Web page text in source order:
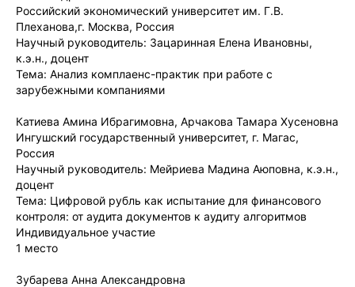
Российский экономический университет им. Г.В.
Плеханова,г. Москва, Россия
Научный руководитель: Зацаринная Елена Ивановны,
к.э.н., доцент
Тема: Анализ комплаенс-практик при работе с
зарубежными компаниями
Катиева Амина Ибрагимовна, Арчакова Тамара Хусеновна
Ингушский государственный университет, г. Магас,
Россия
Научный руководитель: Мейриева Мадина Аюповна, к.э.н.,
доцент
Тема: Цифровой рубль как испытание для финансового
контроля: от аудита документов к аудиту алгоритмов
Индивидуальное участие
1 место
Зубарева Анна Александровна